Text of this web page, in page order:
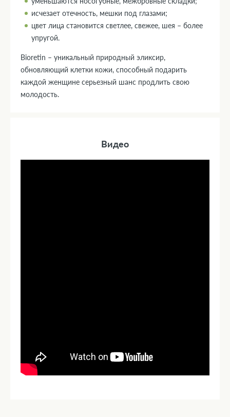
исчезает отечность, мешки под глазами;
цвет лица становится светлее, свежее, шея – более
упругой.
Bioretin – уникальный природный эликсир,
обновляющий клетки кожи, способный подарить
каждой женщине серьезный шанс продлить свою
молодость.
Видео